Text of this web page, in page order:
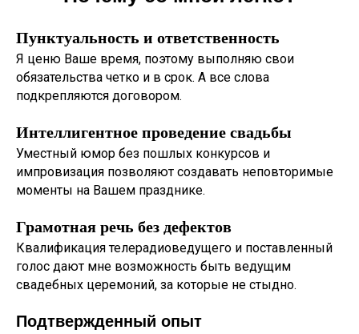
Пунктуальность и ответственность
Я ценю Ваше время, поэтому выполняю свои
обязательства четко и в срок. А все слова
подкрепляются договором.
Интеллигентное проведение свадьбы
Уместный юмор без пошлых конкурсов и
импровизация позволяют создавать неповторимые
моменты на Вашем празднике.
Грамотная речь без дефектов
Квалификация телерадиоведущего и поставленный
голос дают мне возможность быть ведущим
свадебных церемоний, за которые не стыдно.
Подтвержденный опыт